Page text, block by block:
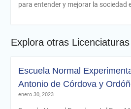
para entender y mejorar la sociedad
Explora otras
Escuela Normal
Antonio de Córdova y
enero 30, 2023